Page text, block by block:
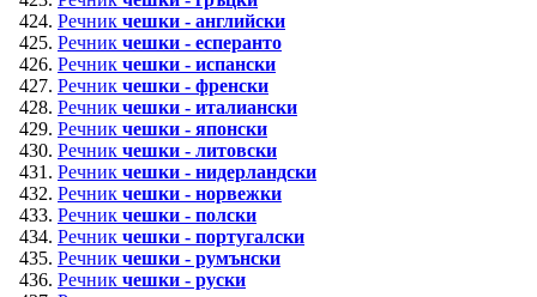
Речник чешки - английски
Речник чешки - есперанто
Речник чешки - испански
Речник чешки - френски
Речник чешки - италиански
Речник чешки - японски
Речник чешки - литовски
Речник чешки - нидерландски
Речник чешки - норвежки
Речник чешки - полски
Речник чешки - португалски
Речник чешки - румънски
Речник чешки - руски